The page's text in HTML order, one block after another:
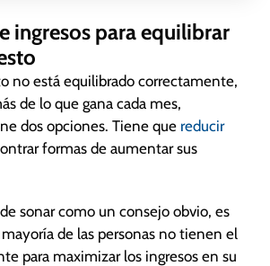
ingresos para equilibrar
no está equilibrado correctamente,
de lo que gana cada mes,
dos opciones. Tiene que reducir
formas de aumentar sus
sonar como un consejo obvio, es
de las personas no tienen el
para maximizar los ingresos en su